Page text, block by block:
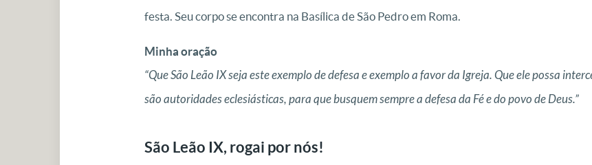
festa. Seu corpo se encontra na Basílica de São Pedro em Roma.
Minha oração
“Que São Leão IX seja este exemplo de defesa e exemplo a favor da Igreja. Que ele possa
são autoridades eclesiásticas, para que busquem sempre a defesa da Fé e do povo de Deus.”
São Leão IX, rogai por nós!